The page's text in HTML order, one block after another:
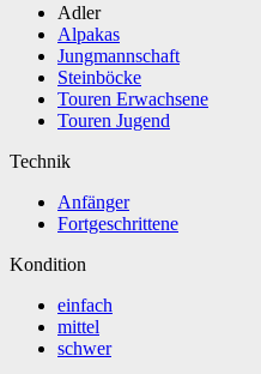
Adler
Alpakas
Jungmannschaft
Steinböcke
Touren Erwachsene
Touren Jugend
Technik
Anfänger
Fortgeschrittene
Kondition
einfach
mittel
schwer